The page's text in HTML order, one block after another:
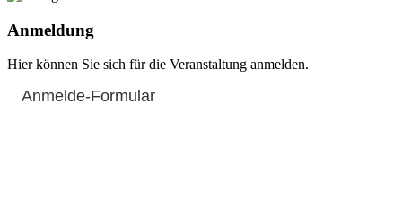
Anmeldung
Hier können Sie sich für die Veranstaltung anmelden.